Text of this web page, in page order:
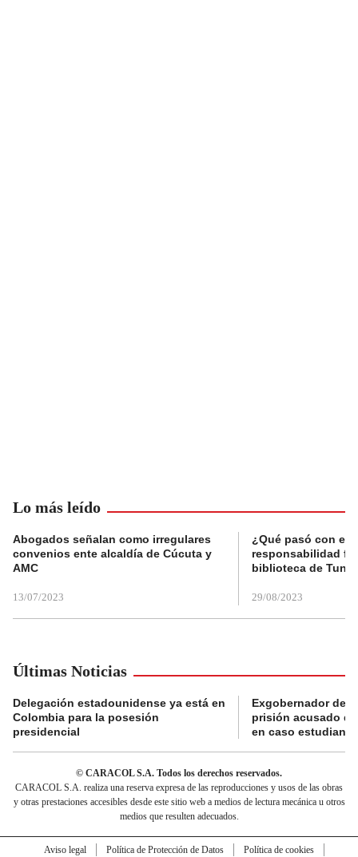
Lo más leído
Abogados señalan como irregulares
convenios ente alcaldía de Cúcuta y
AMC
13/07/2023
¿Qué pasó con el
responsabilidad
biblioteca de
29/08/2023
Últimas Noticias
Delegación estadounidense ya está en
Colombia para la posesión
presidencial
Exgobernador de
prisión acusado
en caso
© CARACOL S.A. Todos los derechos reservados.
CARACOL S.A. realiza una reserva expresa de las reproducciones y usos de las obras
y otras prestaciones accesibles desde este sitio web a medios de lectura mecánica u otros
medios que resulten adecuados.
Aviso legal Política de Protección de Datos
Política de cookies